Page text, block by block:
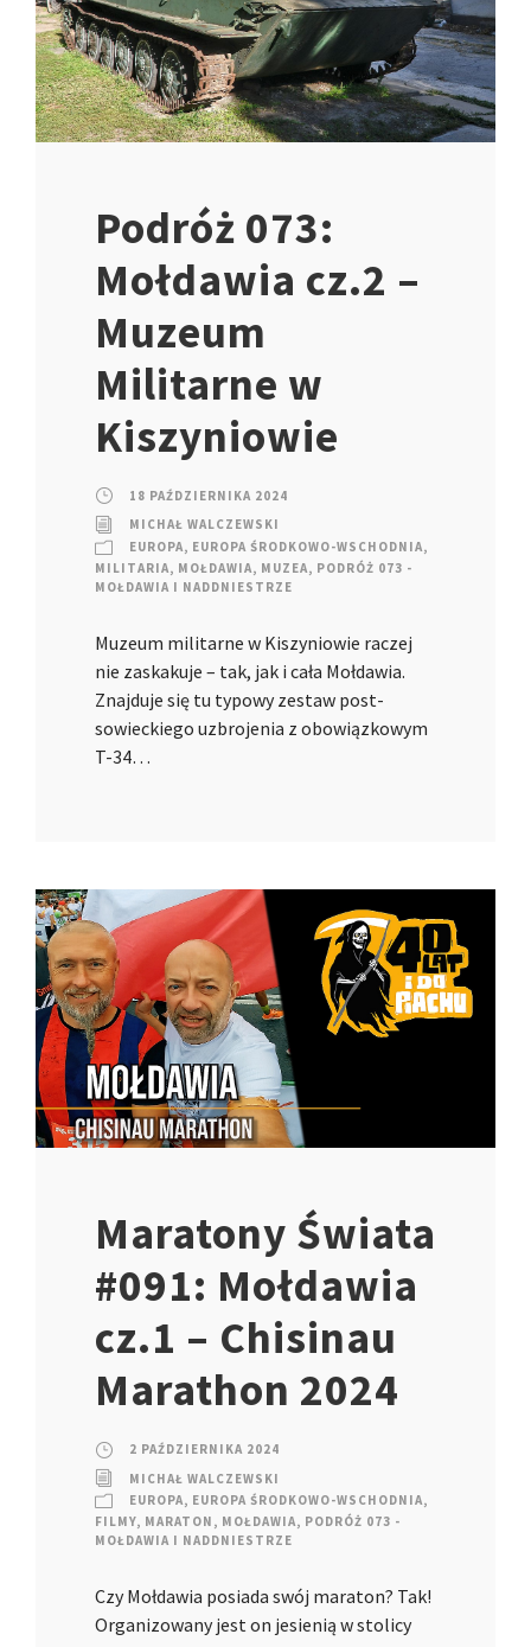
Podróż 073:
Mołdawia cz.2 –
Muzeum
Militarne w
Kiszyniowie
18 PAŹDZIERNIKA 2024
MICHAŁ WALCZEWSKI
EUROPA, EUROPA ŚRODKOWO-WSCHODNIA,
MILITARIA, MOŁDAWIA, MUZEA, PODRÓŻ 073 -
MOŁDAWIA I NADDNIESTRZE
Muzeum militarne w Kiszyniowie raczej
nie zaskakuje – tak, jak i cała Mołdawia.
Znajduje się tu typowy zestaw post-
sowieckiego uzbrojenia z obowiązkowym
T-34…
Maratony Świata
#091: Mołdawia
cz.1 – Chisinau
Marathon 2024
2 PAŹDZIERNIKA 2024
MICHAŁ WALCZEWSKI
EUROPA, EUROPA ŚRODKOWO-WSCHODNIA,
FILMY, MARATON , MOŁDAWIA, PODRÓŻ 073 -
MOŁDAWIA I NADDNIESTRZE
Czy Mołdawia posiada swój maraton? Tak!
Organizowany jest on jesienią w stolicy